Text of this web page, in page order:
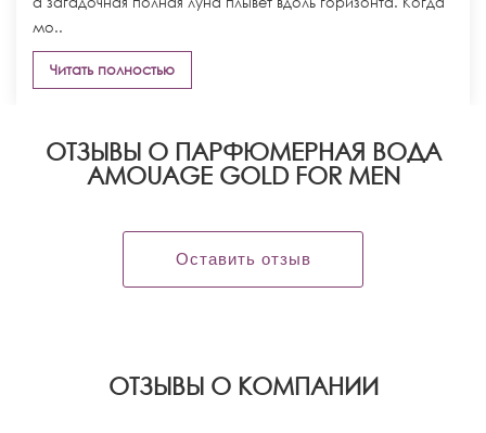
мо..
Читать полностью
ОТЗЫВЫ О ПАРФЮМЕРНАЯ ВОДА
AMOUAGE GOLD FOR MEN
Оставить отзыв
OТЗЫВЫ О КОМПАНИИ